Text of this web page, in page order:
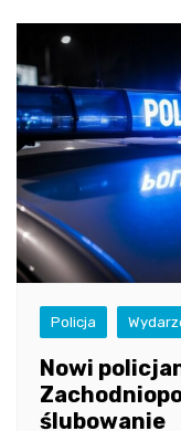
Policja
Nowi
ślubowanie